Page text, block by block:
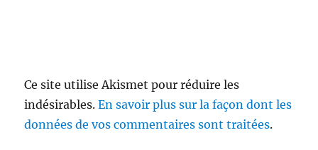
Ce site utilise Akismet pour réduire les
indésirables.En savoir plus sur la façon dont les
données de vos commentaires sont traitées.